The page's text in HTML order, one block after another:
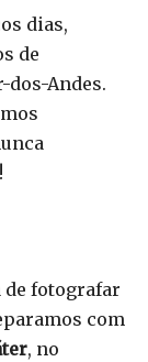
dias,
de
dos-Andes.
de fotografar
com
, no